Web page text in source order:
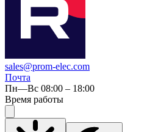
sales@prom-elec.com
Почта
Пн—Вс 08:00 – 18:00
Время работы